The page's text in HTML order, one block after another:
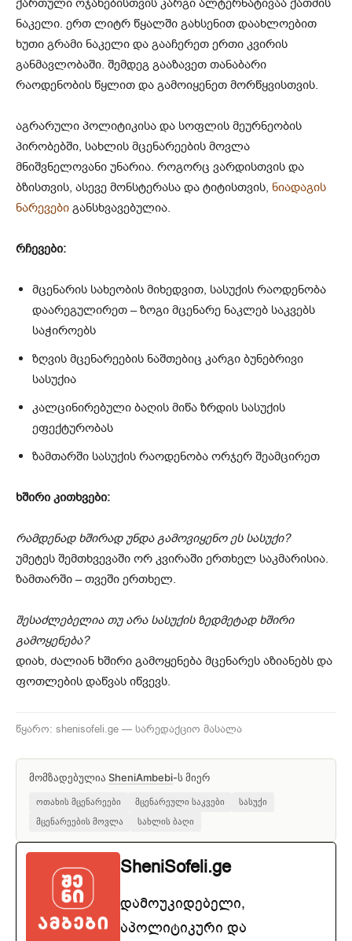
ნაკელი. ერთ ლიტრ წყალში გახსენით დაახლოებით
ხუთი გრამი ნაკელი და გააჩერეთ ერთი კვირის
განმავლობაში. შემდეგ გააზავეთ თანაბარი
რაოდენობის წყლით და გამოიყენეთ მორწყვისთვის.
აგრარული პოლიტიკისა და სოფლის მეურნეობის
პირობებში, სახლის მცენარეების მოვლა
მნიშვნელოვანი უნარია. როგორც ვარდისთვის და
ბზისთვის, ასევე მონსტერასა და ტიტისთვის, ნიადაგის
ნარევები განსხვავებულია.
რჩევები:
მცენარის სახეობის მიხედვით, სასუქის რაოდენობა
დაარეგულირეთ – ზოგი მცენარე ნაკლებ საკვებს
საჭიროებს
ზღვის მცენარეების ნაშთებიც კარგი ბუნებრივი
სასუქია
კალცინირებული ბაღის მიწა ზრდის სასუქის
ეფექტურობას
ზამთარში სასუქის რაოდენობა ორჯერ შეამცირეთ
ხშირი კითხვები:
რამდენად ხშირად უნდა გამოვიყენო ეს სასუქი?
უმეტეს შემთხვევაში ორ კვირაში ერთხელ საკმარისია.
ზამთარში – თვეში ერთხელ.
შესაძლებელია თუ არა სასუქის ზედმეტად ხშირი
გამოყენება?
დიახ, ძალიან ხშირი გამოყენება მცენარეს აზიანებს და
ფოთლების დაწვას იწვევს.
წყარო: shenisofeli.ge — სარედაქციო მასალა
მომზადებულია SheniAmbebi-ს მიერ
ოთახის მცენარეები მცენარეული საკვები
სასუქი
მცენარეების მოვლა
სახლის ბაღი
SheniSofeli.ge
დამოუკიდებელი,
აპოლიტიკური და